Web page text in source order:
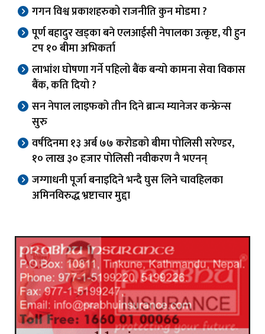
गगन विश्व प्रकाशहरुको राजनीति कुन मोडमा ?
पूर्ण बहादुर खड्का बने एलआईसी नेपालका उत्कृष्ट, यी हुन
टप १० बीमा अभिकर्ता
लाभांश घोषणा गर्ने पहिलो बैंक बन्यो कामना सेवा विकास
बैंक, कति दियो ?
सन नेपाल लाइफको तीन दिने ब्रान्च म्यानेजर कन्फ्रेन्स
सुरु
वर्षदिनमा १३ अर्ब ७७ करोडको बीमा पोलिसी सरेण्डर,
१० लाख ३० हजार पोलिसी नवीकरण नै भएनन्
जग्गाधनी पूर्जा बनाइदिने भन्दै घुस लिने चावहिलका
अमिनविरुद्ध भ्रष्टाचार मुद्दा